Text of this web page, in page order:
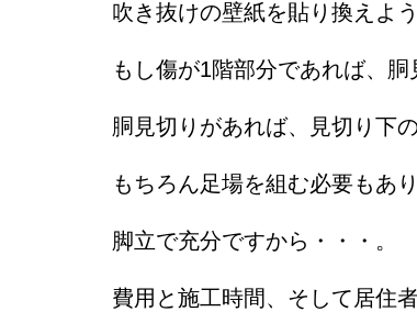
吹き抜けの壁紙を貼り換えよ
もし傷が1階部分であれば、
胴見切りがあれば、見切り下
もちろん足場を組む必要もあり
脚立で充分ですから・・・。
費用と施工時間、そして居住